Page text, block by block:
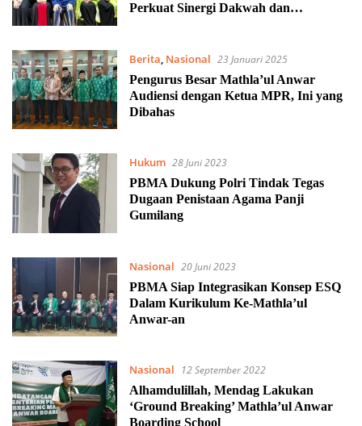
Perkuat Sinergi Dakwah dan
Berita Nasional 23 Januari 2025
Pengurus Besar Mathla’ul Anwar
Audiensi dengan Ketua MPR, Ini yang
Dibahas
Hukum 28 Juni 2023
PBMA Dukung Polri Tindak Tegas
Dugaan Penistaan Agama Panji
Gumilang
Nasional 20 Juni 2023
PBMA Siap Integrasikan Konsep ESQ
Dalam Kurikulum Ke-Mathla’ul
Anwar-an
Nasional
12 September 2022
Alhamdulillah, Mendag Lakukan
‘Ground Breaking’ Mathla’ul Anwar
Boarding School